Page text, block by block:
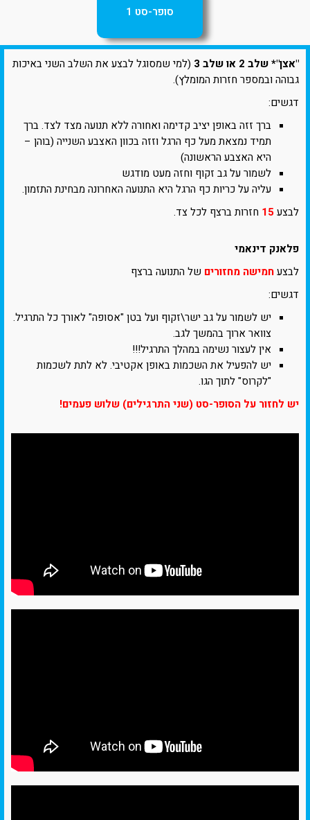
סופר-סט 1
"אצן"* שלב 2 או שלב 3
(למי שמסוגל לבצע את השלב השני באיכות
גבוהה ובמספר חזרות המומלץ).
דגשים:
ברך זזה באופן יציב קדימה ואחורה ללא תנועה מצד לצד. ברך
תמיד נמצאת מעל כף הרגל וזזה בכוון האצבע השנייה (בוהן –
היא האצבע הראשונה)
לשמור על גב זקוף וחזה מעט מודגש
עליה על כריות כף הרגל היא התנועה האחרונה מבחינת התזמון.
לבצע15 חזרות ברצף לכל צד.
פלאנק דינאמי
לבצעחמישה מחזורים של התנועה ברצף
דגשים:
יש לשמור על גב ישר\זקוף ועל בטן "אסופה" לאורך כל התרגיל.
צוואר ארוך בהמשך לגב.
אין לעצור נשימה במהלך התרגיל!!!
יש להפעיל את השכמות באופן אקטיבי. לא לתת לשכמות
"לקרוס" לתוך הגו.
יש לחזור על הסופר-סט (שני התרגילים) שלוש פעמים!